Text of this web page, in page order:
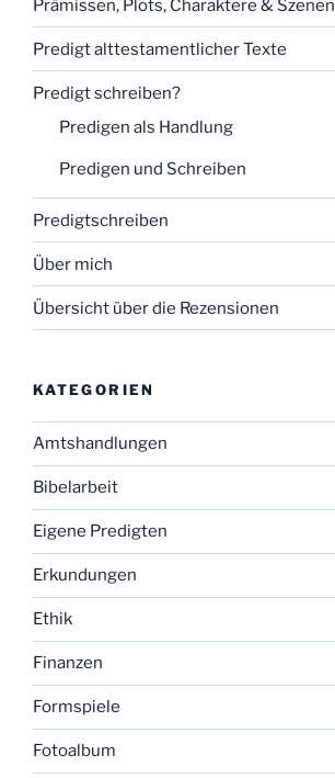
Prämissen, Plots, Charaktere & Szenen
Predigt alttestamentlicher Texte
Predigt schreiben?
Predigen als Handlung
Predigen und Schreiben
Predigtschreiben
Über mich
Übersicht über die Rezensionen
KATEGORIEN
Amtshandlungen
Bibelarbeit
Eigene Predigten
Erkundungen
Ethik
Finanzen
Formspiele
Fotoalbum